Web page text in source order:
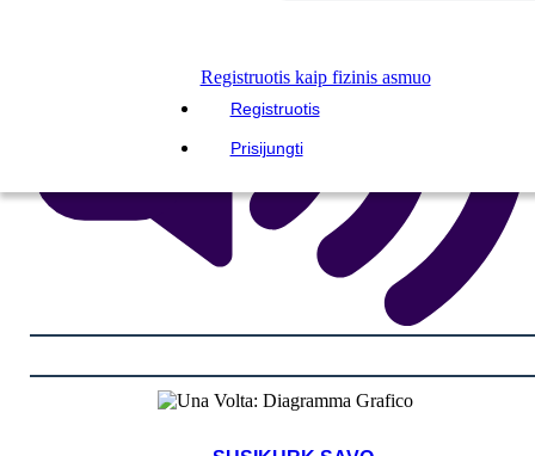
Registruotis kaip fizinis asmuo
Registruotis
Prisijungti